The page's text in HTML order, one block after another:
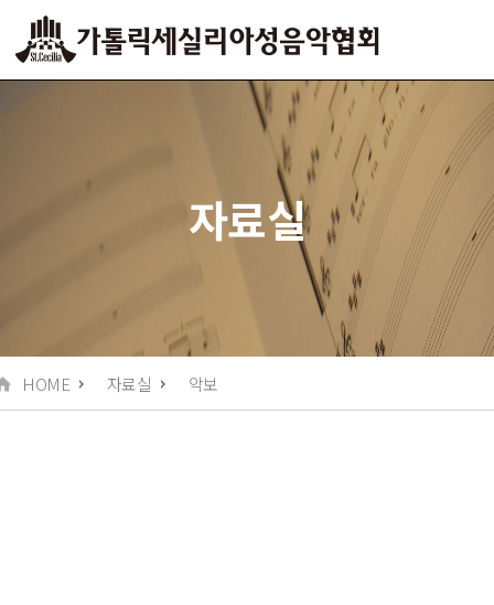
교육 및 연주
자료실 알림
LOGIN
자료실
HOME 자료실 악보